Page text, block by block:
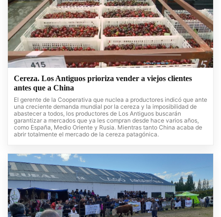
Cereza. Los Antiguos prioriza vender a viejos clientes
antes que a China
El gerente de la Cooperativa que nuclea a productores indicó que ante
una creciente demanda mundial por la cereza y la imposibilidad de
abastecer a todos, los productores de Los Antiguos buscarán
garantizar a mercados que ya les compran desde hace varios años,
como España, Medio Oriente y Rusia. Mientras tanto China acaba de
abrir totalmente el mercado de la cereza patagónica.